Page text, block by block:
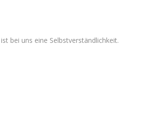
bei uns eine Selbstverständlichkeit.